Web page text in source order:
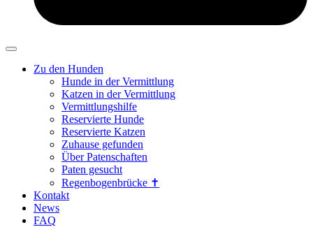
Zu den Hunden
Hunde in der Vermittlung
Katzen in der Vermittlung
Vermittlungshilfe
Reservierte Hunde
Reservierte Katzen
Zuhause gefunden
Über Patenschaften
Paten gesucht
Regenbogenbrücke ✝
Kontakt
News
FAQ